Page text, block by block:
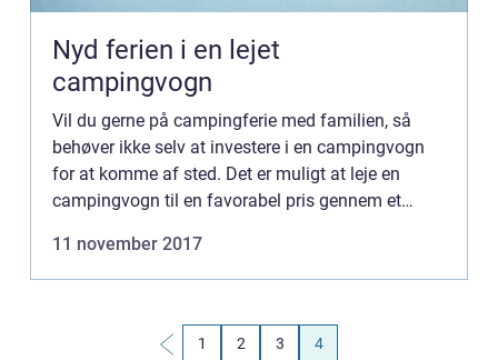
Nyd ferien i en lejet
campingvogn
Vil du gerne på campingferie med familien, så
behøver ikke selv at investere i en campingvogn
for at komme af sted. Det er muligt at leje en
campingvogn til en favorabel pris gennem et
f.eks. besøge hj...
11 november 2017
1 2 3 4